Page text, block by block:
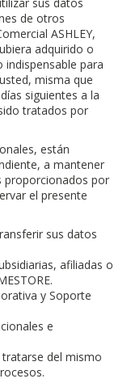
de otros
ASHLEY,
adquirido o
para
misma que
siguientes a la
tratados por
están
a mantener
proporcionados por
el presente
sus datos
afiliadas o
y Soporte
e
del mismo